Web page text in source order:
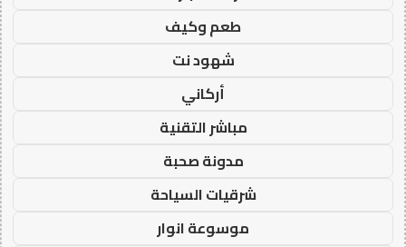
طعم وكيف
شهود نت
أركاني
مباشر التقنية
مدونة صحبة
شرقيات السياحة
موسوعة انوار